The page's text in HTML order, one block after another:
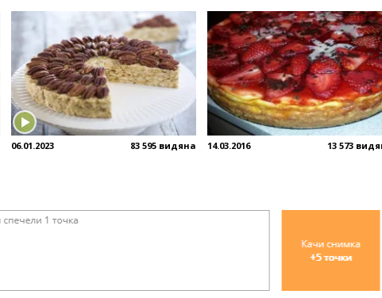
06.01.2023 83 595 видяна 14.03.2016 13 573